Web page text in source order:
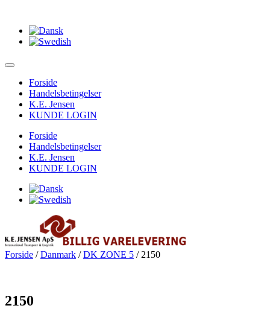
Forside
Handelsbetingelser
K.E. Jensen
KUNDE LOGIN
Forside
Handelsbetingelser
K.E. Jensen
KUNDE LOGIN
Forside /Danmark /DK ZONE 5 / 2150
2150